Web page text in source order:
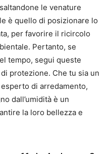
le venature
è quello di posizionare lo
per favorire il ricircolo
Pertanto, se
tempo, segui queste
protezione. Che tu sia un
di arredamento,
dall’umidità è un
la loro bellezza e